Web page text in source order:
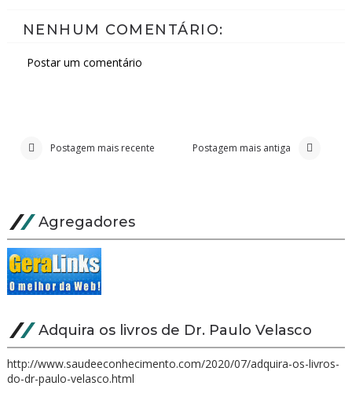
NENHUM COMENTÁRIO:
Postar um comentário
Postagem mais recente Postagem mais antiga
Agregadores
Adquira os livros de Dr. Paulo Velasco
http://www.saudeeconhecimento.com/2020/07/adquira-os-livros-
do-dr-paulo-velasco.html